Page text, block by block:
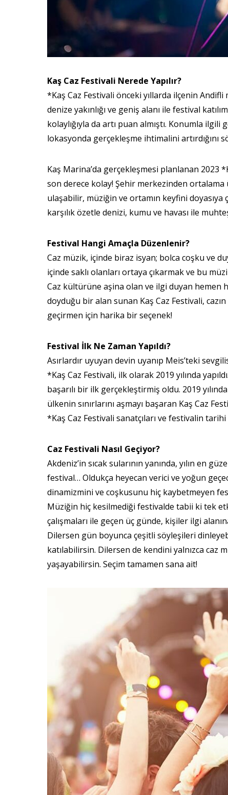
Kaş Caz Festivali Nerede Yapılır?
*Kaş Caz Festivali önceki yıllarda ilçenin
denize yakınlığı ve geniş alanı ile festival
kolaylığıyla da artı puan almıştı. Konumla
lokasyonda gerçekleşme ihtimalini artırdığını
Kaş Marina’da gerçekleşmesi planlanan 2023
son derece kolay! Şehir merkezinden ortalama
ulaşabilir, müziğin ve ortamın keyfini doyasıya
karşılık özetle denizi, kumu ve havası ile
Festival Hangi Amaçla Düzenlenir?
Caz müzik, içinde biraz isyan; bolca coşku ve
içinde saklı olanları ortaya çıkarmak ve bu
Caz kültürüne aşina olan ve ilgi duyan hemen
doyduğu bir alan sunan Kaş Caz Festivali,
geçirmen için harika bir seçenek!
Festival İlk Ne Zaman Yapıldı?
Asırlardır uyuyan devin uyanıp Meis’teki
*Kaş Caz Festivali, ilk olarak 2019 yılında
başarılı bir ilk gerçekleştirmiş oldu. 2019
ülkenin sınırlarını aşmayı başaran Kaş Caz
*Kaş Caz Festivali sanatçıları ve festivalin
Caz Festivali Nasıl Geçiyor?
Akdeniz’in sıcak sularının yanında, yılın en
festival… Oldukça heyecan verici ve yoğun
dinamizmini ve coşkusunu hiç kaybetmeyen
Müziğin hiç kesilmediği festivalde tabii ki tek
çalışmaları ile geçen üç günde, kişiler ilgi
Dilersen gün boyunca çeşitli söyleşileri
katılabilirsin. Dilersen de kendini yalnızca
yaşayabilirsin. Seçim tamamen sana ait!